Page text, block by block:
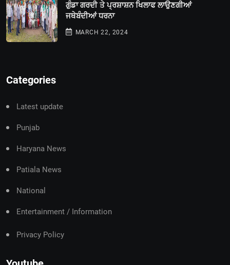
ਗੁੰਡਾ ਗਰਦੀ ਤੇ ਪ੍ਰਸ਼ਾਸ਼ਨ ਖਿਲਾਫ ਲਾਉਣਗੀਆਂ
ਜਥੇਬੰਦੀਆਂ ਧਰਨਾ
MARCH 22, 2024
Categories
Latest update
Punjab
Haryana News
Patiala News
National
Entertainment / Information
Privacy Policy